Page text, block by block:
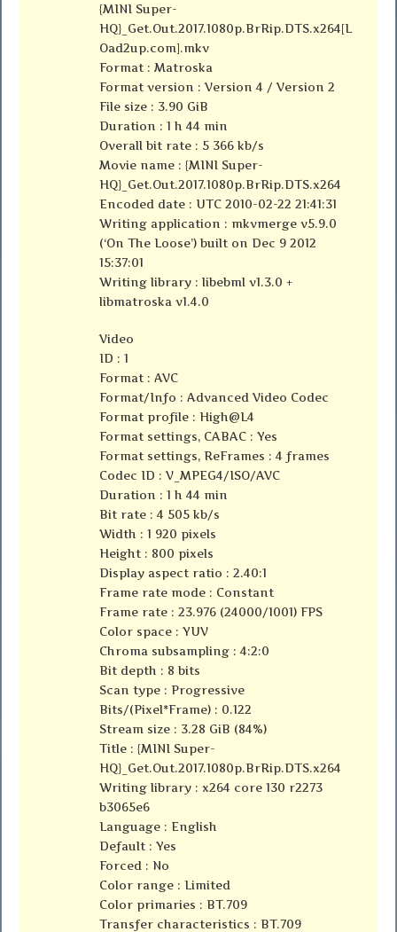
{MINI Super-
HQ}_Get.Out.2017.1080p.BrRip.DTS.x264[L
Oad2up.com].mkv
Format : Matroska
Format version : Version 4 / Version 2
File size : 3.90 GiB
Duration : 1 h 44 min
Overall bit rate : 5 366 kb/s
Movie name : {MINI Super-
HQ}_Get.Out.2017.1080p.BrRip.DTS.x264
Encoded date : UTC 2010-02-22 21:41:31
Writing application : mkvmerge v5.9.0
(‘On The Loose’) built on Dec 9 2012
15:37:01
Writing library : libebml v1.3.0 +
libmatroska v1.4.0
Video
ID : 1
Format : AVC
Format/Info : Advanced Video Codec
Format profile : High@L4
Format settings, CABAC : Yes
Format settings, ReFrames : 4 frames
Codec ID : V_MPEG4/ISO/AVC
Duration : 1 h 44 min
Bit rate : 4 505 kb/s
Width : 1 920 pixels
Height : 800 pixels
Display aspect ratio : 2.40:1
Frame rate mode : Constant
Frame rate : 23.976 (24000/1001) FPS
Color space : YUV
Chroma subsampling : 4:2:0
Bit depth : 8 bits
Scan type : Progressive
Bits/(Pixel*Frame) : 0.122
Stream size : 3.28 GiB (84%)
Title : {MINI Super-
HQ}_Get.Out.2017.1080p.BrRip.DTS.x264
Writing library : x264 core 130 r2273
b3065e6
Language : English
Default : Yes
Forced : No
Color range : Limited
Color primaries : BT.709
Transfer characteristics : BT.709